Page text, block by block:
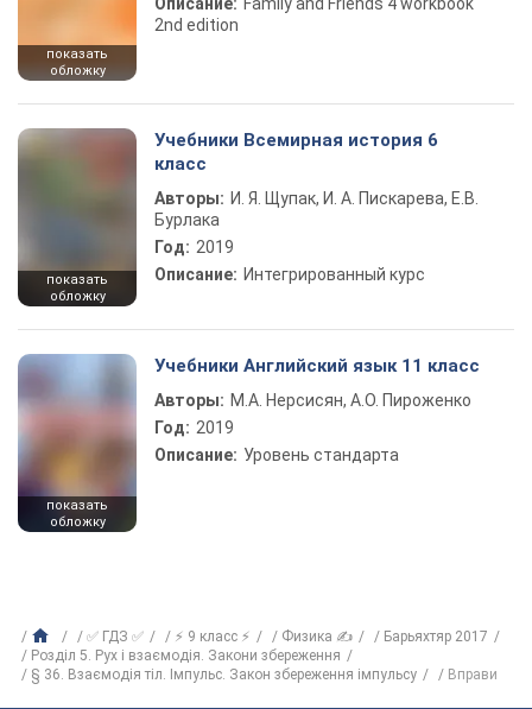
показать
обложку
2nd edition
показать
обложку
Учебники Всемирная история 6
класс
Авторы: И. Я. Щупак, И. А. Пискарева, Е.В.
Бурлака
Год: 2019
Описание: Интегрированный курс
показать
обложку
Учебники Английский язык 11 класс
Авторы: М.А. Нерсисян, А.О. Пироженко
Год: 2019
Описание: Уровень стандарта
✅ ГДЗ ✅ ⚡ 9 класс ⚡ Физика ✍
Барьяхтяр 2017
Розділ 5. Рух і взаємодія. Закони збереження
§ 36. Взаємодія тіл. Імпульс. Закон збереження імпульсу
Вправи